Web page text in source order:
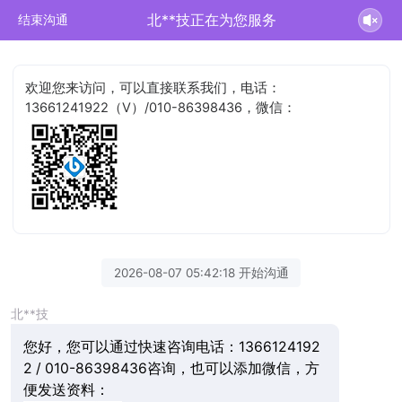
结束沟通 北**技正在为您服务
欢迎您来访问，可以直接联系我们，电话：
13661241922（V）/010-86398436，微信：
2026-08-07 05:42:18 开始沟通
北**技
您好，您可以通过快速咨询电话：1366124192
2 / 010-86398436咨询，也可以添加微信，方
便发送资料：